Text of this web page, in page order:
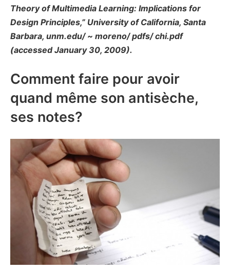
Theory of Multimedia Learning: Implications for
Design Principles,” University of California, Santa
Barbara, unm.edu/ ~ moreno/ pdfs/ chi.pdf
(accessed January 30, 2009).
Comment faire pour avoir
quand même son antisèche,
ses notes?